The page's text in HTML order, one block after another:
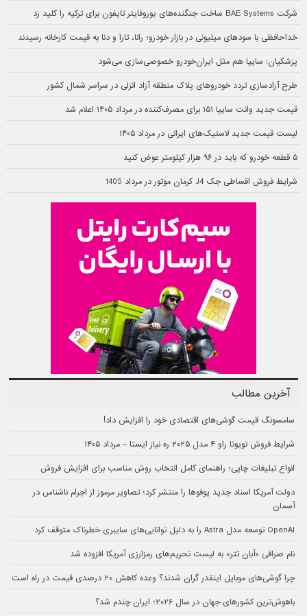
شرکت BAE Systems ساخت جنگنده‌های یوروفایتر تایفون برای ترکیه را کلید زد
خداحافظی با سودهای میلیونی در بازار خودرو؛ رانا، تارا و دنا به قیمت کارخانه رسیدند
پزشکیان: سایپا هم مثل ایران‌خودرو خصوصی‌سازی می‌شود
طرح آزادسازی تردد خودروهای پلاک منطقه آزاد انزلی در سراسر شمال کشور
قیمت جدید وانت سایپا ۱۵۱ برای مصرف‌کننده در مرداد ۱۴۰۵ اعلام شد
لیست قیمت جدید لاستیک‌های ایرانی در مرداد ۱۴۰۵
۵ قطعه خودرو که باید در ۹۶ هزار کیلومتر عوض کنید
شرایط فروش اقساطی جک J4 کرمان موتور در مرداد 1405
آخرین مطالب
سامسونگ قیمت گوشی‌های اقتصادی خود را افزایش داد!
شرایط فروش تویوتا راو ۴ مدل ۲۰۲۵ ره نیاز ایستا – مرداد ۱۴۰۵
انواع تبلیغات چاپی؛ راهنمای کامل انتخاب روش مناسب برای افزایش فروش
دولت آمریکا اسناد جدید یوفوها را منتشر کرد؛ تصاویر مرموز از اجرام ناشناس در
آسمان
OpenAI توسعه مدل Astra را به دلیل توانایی‌های سایبری خطرناک متوقف کرد
نام صرافی «آبان‌ تتر» به لیست تحریم‌های رمزارزی آمریکا افزوده شد
چرا گوشی‌های موبایل اینقدر گران شدند؟ وعده کاهش ۲۰ درصدی قیمت در راه است
باهوش‌ترین کشورهای جهان در سال ۲۰۲۶؛ ایران چندم شد؟